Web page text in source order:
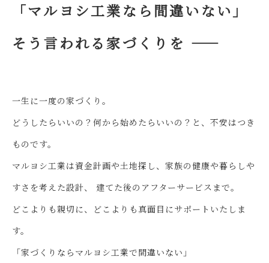
「マルヨシ工業なら間違いない」
そう言われる家づくりを ――
一生に一度の家づくり。
どうしたらいいの？何から始めたらいいの？と、不安はつき
ものです。
マルヨシ工業は資金計画や土地探し、家族の健康や暮らしや
すさを考えた設計、
建てた後のアフターサービスまで。
どこよりも親切に、どこよりも真面目にサポートいたしま
す。
「家づくりならマルヨシ工業で間違いない」